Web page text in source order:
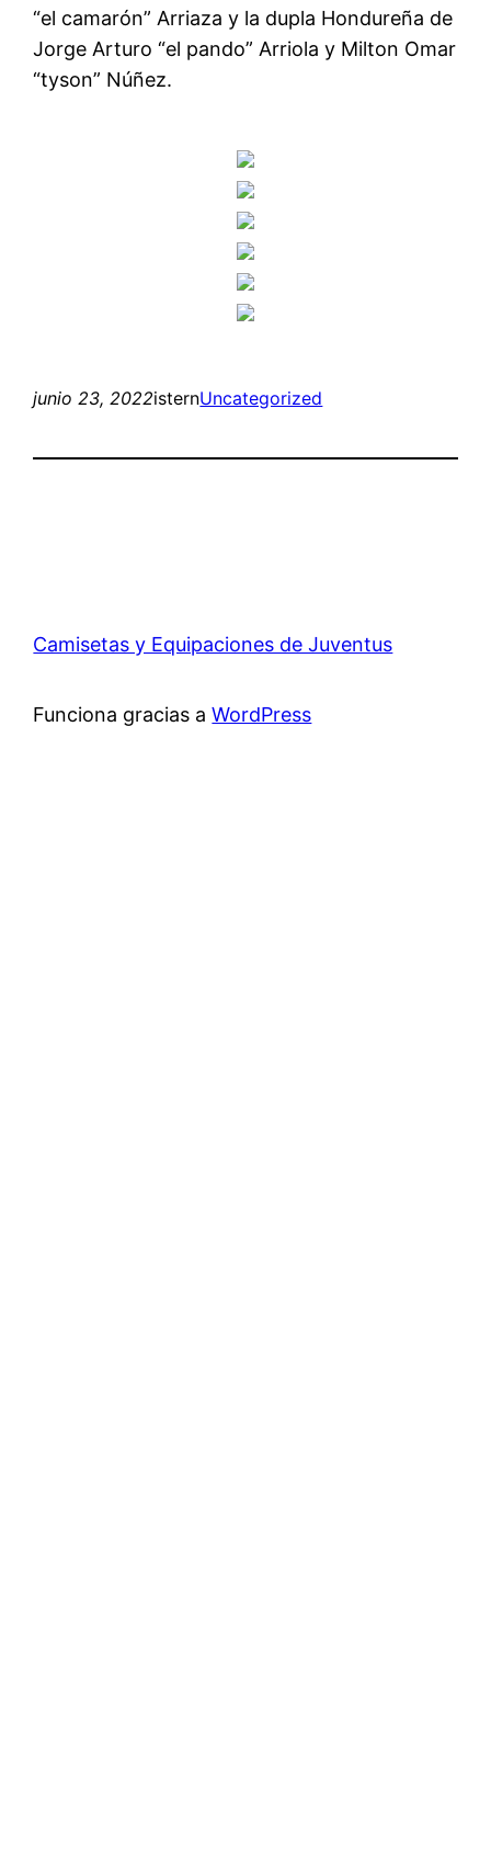
“el camarón” Arriaza y la dupla Hondureña de
Jorge Arturo “el pando” Arriola y Milton Omar
“tyson” Núñez.
junio 23, 2022isternUncategorized
Camisetas y Equipaciones de Juventus
Funciona gracias aWordPress